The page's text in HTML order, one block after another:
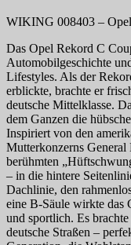
WIKING 008403 –
Das Opel Rekord C
Automobilgeschichte
Lifestyles. Als der
erblickte, brachte er
deutsche Mittelklasse.
dem Ganzen die
Inspiriert von den
Mutterkonzerns General
berühmten
– in die hintere
Dachlinie, den
eine B-Säule wirkte das
und sportlich. Es
deutsche Straßen –